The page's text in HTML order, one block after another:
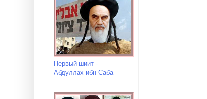
Первый шиит -
Абдуллах ибн Саба